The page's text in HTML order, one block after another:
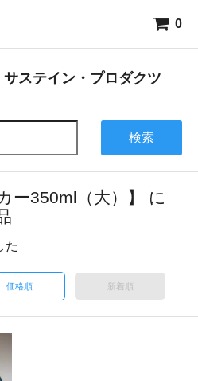
0
ステイン・プロダクツ
検索
ー350ml（大）】 に
た
価格順 新着順